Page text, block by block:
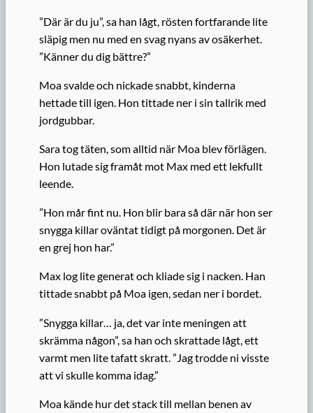
”Där är du ju”, sa han lågt, rösten fortfarande lite
släpig men nu med en svag nyans av osäkerhet.
”Känner du dig bättre?”
Moa svalde och nickade snabbt, kinderna
hettade till igen. Hon tittade ner i sin tallrik med
jordgubbar.
Sara tog täten, som alltid när Moa blev förlägen.
Hon lutade sig framåt mot Max med ett lekfullt
leende.
”Hon mår fint nu. Hon blir bara så där när hon ser
snygga killar oväntat tidigt på morgonen. Det är
en grej hon har.”
Max log lite generat och kliade sig i nacken. Han
tittade snabbt på Moa igen, sedan ner i bordet.
”Snygga killar… ja, det var inte meningen att
skrämma någon”, sa han och skrattade lågt, ett
varmt men lite tafatt skratt. ”Jag trodde ni visste
att vi skulle komma idag.”
Moa kände hur det stack till mellan benen av